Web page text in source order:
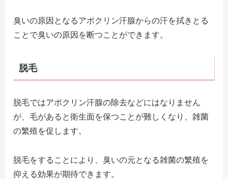
臭いの原因となるアポクリン汗腺からの汗を拭きとる
ことで臭いの原因を断つことができます。
脱毛
脱毛ではアポクリン汗腺の除去などにはなりません
が、毛があると衛生面を保つことが難しくなり、雑菌
の繁殖を促します。
脱毛をすることにより、臭いの元となる雑菌の繁殖を
抑える効果が期待できます。